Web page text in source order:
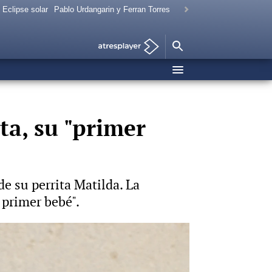
Eclipse solar Pablo Urdangarin y Ferran Torres
su "primer
su perrita Matilda. La
bebé".
aprender a resolver